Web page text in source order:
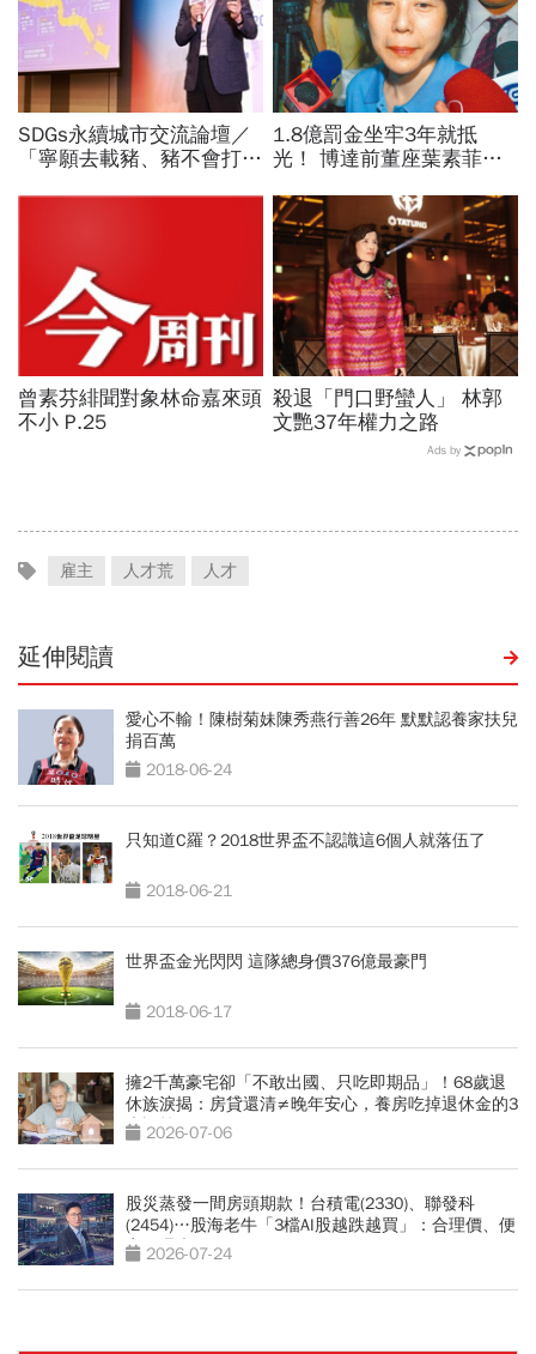
SDGs永續城市交流論壇／
「寧願去載豬、豬不會打
1.8億罰金坐牢3年就抵
光！ 博達前董座葉素菲今
曾素芬緋聞對象林命嘉來頭
不小 P.25
殺退「門口野蠻人」 林郭
文艷37年權力之路
Ads by
雇主 人才荒 人才
延伸閱讀
愛心不輸！陳樹菊妹陳秀燕行善26年 默默認養家扶兒
捐百萬
2018-06-24
只知道C羅？2018世界盃不認識這6個人就落伍了
2018-06-21
世界盃金光閃閃 這隊總身價376億最豪門
2018-06-17
擁2千萬豪宅卻「不敢出國、只吃即期品」！68歲退
休族淚揭：房貸還清≠晚年安心，養房吃掉退休金的3
大誤算
2026-07-06
股災蒸發一間房頭期款！台積電(2330)、聯發科
(2454)…股海老牛「3檔AI股越跌越買」：合理價、便
宜價曝光
2026-07-24